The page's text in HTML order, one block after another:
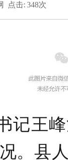
点击: 348次
记王
。 县